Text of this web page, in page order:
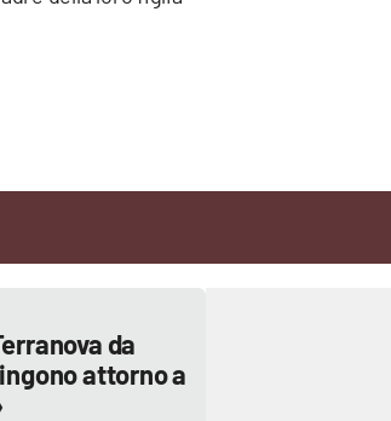
da
attorno a